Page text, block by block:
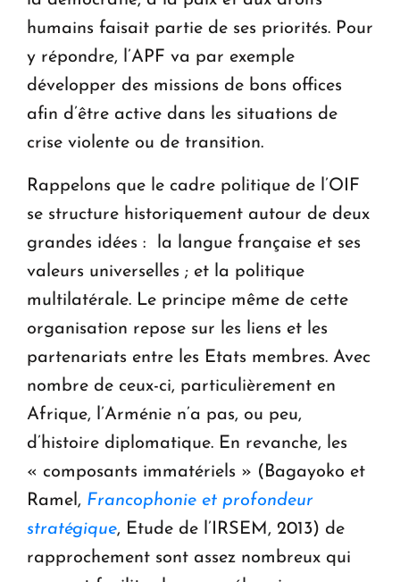
humains faisait partie de ses priorités. Pour
y répondre, l’APF va par exemple
développer des missions de bons offices
afin d’être active dans les situations de
crise violente ou de transition.
Rappelons que le cadre politique de l’OIF
se structure historiquement autour de deux
grandes idées : la langue française et ses
valeurs universelles ; et la politique
multilatérale. Le principe même de cette
organisation repose sur les liens et les
partenariats entre les Etats membres. Avec
nombre de ceux-ci, particulièrement en
Afrique, l’Arménie n’a pas, ou peu,
d’histoire diplomatique. En revanche, les
« composants immatériels » (Bagayoko et
Ramel, Francophonie et profondeur
stratégique, Etude de l’IRSEM, 2013) de
rapprochement sont assez nombreux qui